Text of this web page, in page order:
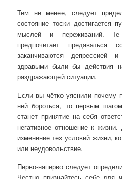
Тем не менее, следует
состояние тоски достигается
мыслей и переживаний.
предпочитает предаваться
заканчиваются депрессией
здравыми были бы действия
раздражающей ситуации.
Если вы чётко уяснили почему
ней бороться, то первым
станет принятие на себя
негативное отношение к
изменение тех условий жизни,
или неудовольствие.
Перво-наперво следует